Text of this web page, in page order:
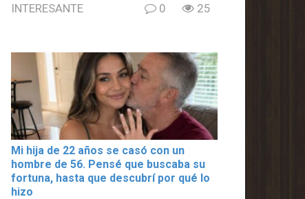
INTERESANTE 0 25
Mi hija de 22 años se casó con un
hombre de 56. Pensé que buscaba su
fortuna, hasta que descubrí por qué lo
hizo